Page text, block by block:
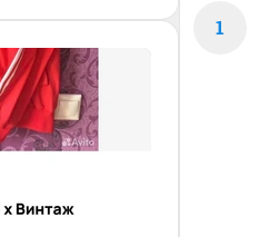
1